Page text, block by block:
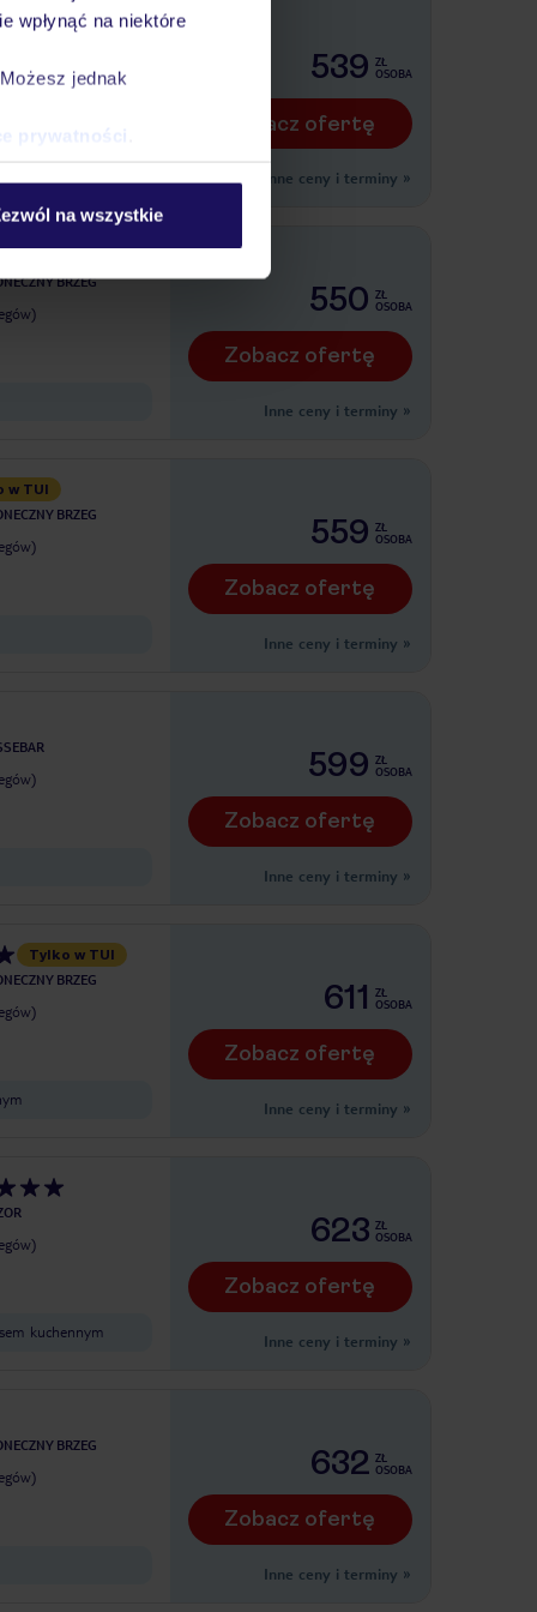
wpłynąć na niektóre
jednak
prywatności
na wszystkie
539 ZŁ
OSOBA
Zobacz ofertę
Inne ceny i terminy »
BRZEG 550 ZŁ
OSOBA
Zobacz ofertę
Inne ceny i terminy »
w TUI
BRZEG 559 ZŁ
OSOBA
Zobacz ofertę
Inne ceny i terminy »
599 ZŁ
OSOBA
Zobacz ofertę
Inne ceny i terminy »
Tylko w TUI
BRZEG 611
ZŁ
OSOBA
Zobacz ofertę
Inne ceny i terminy »
kuchennym
623 ZŁ
OSOBA
Zobacz ofertę
Inne ceny i terminy »
BRZEG 632 ZŁ
OSOBA
Zobacz ofertę
Inne ceny i terminy »